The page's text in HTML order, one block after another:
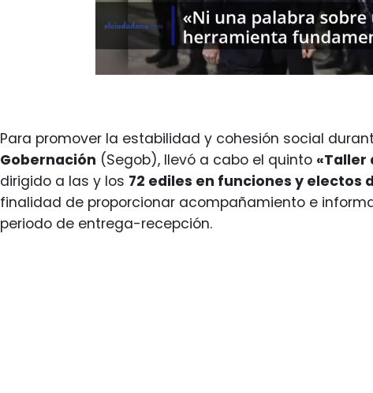
Para promover la estabilidad y cohesión social
Gobernación (Segob), llevó a cabo el quinto «Taller
dirigido a las y los 72 ediles en funciones y electos
finalidad de proporcionar acompañamiento e
periodo de entrega-recepción.